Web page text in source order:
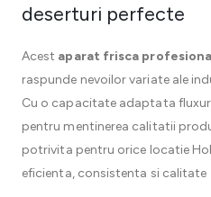
deserturi perfecte
Acest aparat frisca
raspunde nevoilor variate ale
Cu o capacitate adaptata
pentru mentinerea calitatii
potrivita pentru orice locatie
eficienta, consistenta si calitate